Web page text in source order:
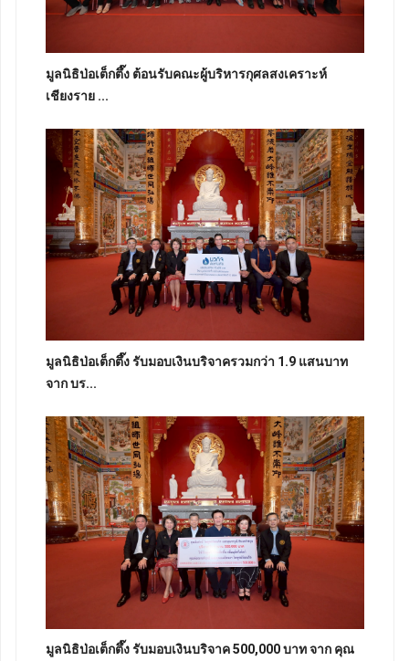
มูลนิธิป่อเต็กตึ๊ง ต้อนรับคณะผู้บริหารกุศลสงเคราะห์
เชียงราย ...
มูลนิธิป่อเต็กตึ๊ง รับมอบเงินบริจาครวมกว่า 1.9 แสนบาท
จาก บร...
มูลนิธิป่อเต็กตึ๊ง รับมอบเงินบริจาค 500,000 บาท จาก คุณ